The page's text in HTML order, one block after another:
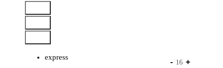
express
- 16 +